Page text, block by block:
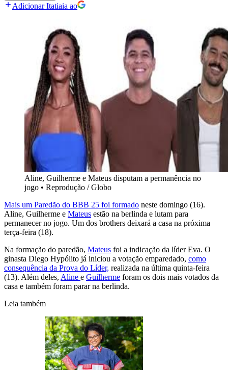
Adicionar Itatiaia ao
Aline, Guilherme e Mateus disputam a permanência no
jogo • Reprodução / Globo
Mais um Paredão do BBB 25 foi formado neste domingo (16).
Aline, Guilherme e Mateus estão na berlinda e lutam para
permanecer no jogo. Um dos brothers deixará a casa na próxima
terça-feira (18).
Na formação do paredão, Mateus foi a indicação da líder Eva. O
ginasta Diego Hypólito já iniciou a votação emparedado, como
consequência da Prova do Líder, realizada na última quinta-feira
(13). Além deles, Aline e Guilherme foram os dois mais votados da
casa e também foram parar na berlinda.
Leia também